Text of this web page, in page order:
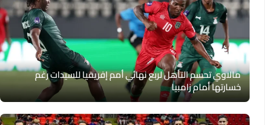
مالاوي تحسم التأهل لربع نهائي أمم إفريقيا للسيدات رغم
خسارتها أمام زامبيا